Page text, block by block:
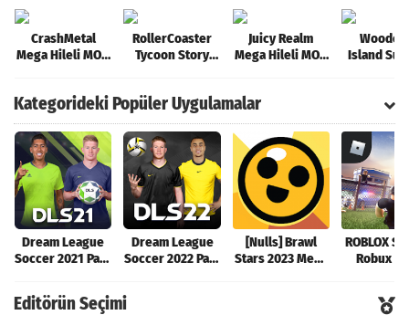
CrashMetal
Mega Hileli MOD
RollerCoaster
Tycoon Story
Juicy Realm
Mega Hileli MOD
Island
Kategorideki Popüler Uygulamalar
Dream League
Soccer 2021 Para
Dream League
Soccer 2022 Para
[Nulls] Brawl
Stars 2023 Mega
ROBLOX
Robux
Editörün Seçimi